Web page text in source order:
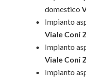
domestico
Impianto
Viale Coni
Impianto
Viale Coni
Impianto